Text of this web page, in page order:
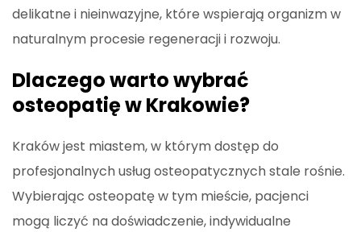
delikatne i nieinwazyjne, które wspierają organizm w
naturalnym procesie regeneracji i rozwoju.
Dlaczego warto wybrać
osteopatię w Krakowie?
Kraków jest miastem, w którym dostęp do
profesjonalnych usług osteopatycznych stale rośnie.
Wybierając osteopatę w tym mieście, pacjenci
mogą liczyć na doświadczenie, indywidualne